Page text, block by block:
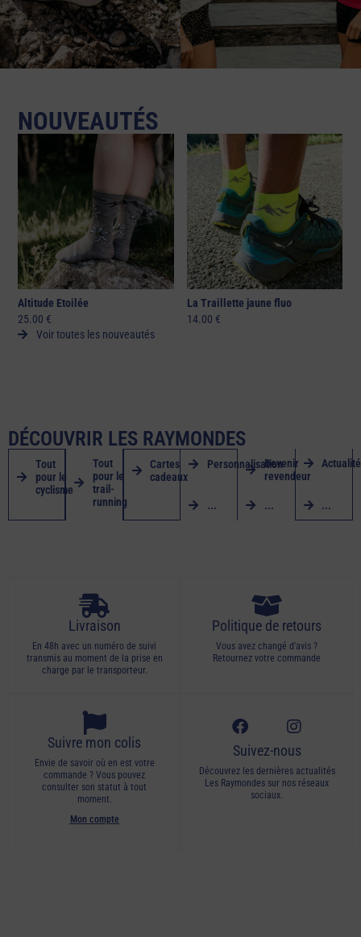
NOUVEAUTÉS
La Traillette jaune fluo
14.00 €
La Traillette verte
14.00 €
Voir toutes les nouveautés
DÉCOUVRIR LES RAYMONDES
Tout
pour le
cyclisme
Tout
pour le
trail-
running
Cartes
cadeaux
PersonnalisationDevenir
revendeur
... ... ...
Livraison
En 48h avec un numéro de suivi
transmis au moment de la prise en
charge par le transporteur.
Politique de retours
Vous avez changé d'avis ?
Retournez votre commande
Suivre mon colis
Envie de savoir où en est votre
commande ? Vous pouvez
consulter son statut à tout
moment.
Mon compte
Suivez-nous
Découvrez les dernières actualités
Les Raymondes sur nos réseaux
sociaux.